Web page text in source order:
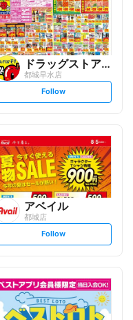
ドラッグストアモリ
都城早水店
s
t
l
o
w
Follow
アベイル
都城店
s
t
l
o
w
Follow